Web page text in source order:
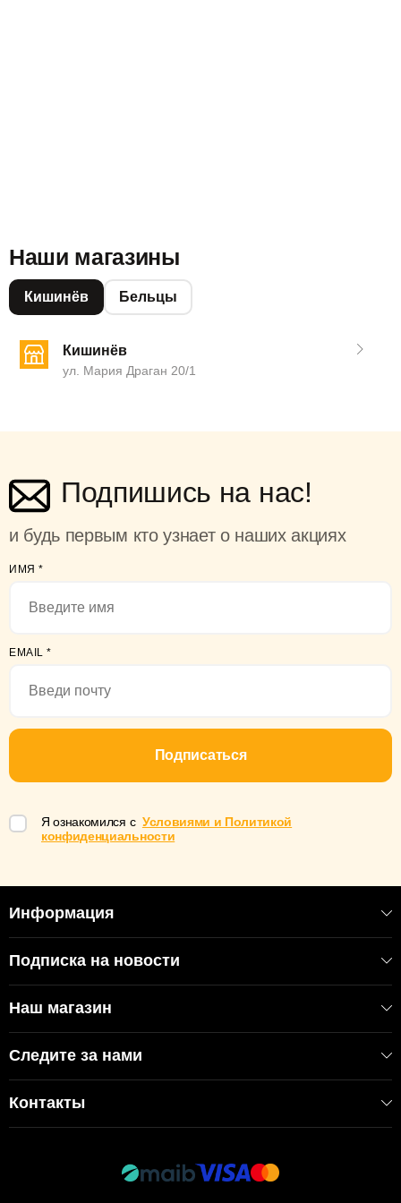
Наши магазины
Кишинёв Бельцы
Кишинёв
ул. Мария Драган 20/1
Подпишись на нас!
и будь первым кто узнает о наших акциях
ИМЯ *
EMAIL *
Подписаться
Я ознакомился с Условиями и Политикой
конфиденциальности
Информация
Подписка на новости
Наш магазин
Следите за нами
Контакты